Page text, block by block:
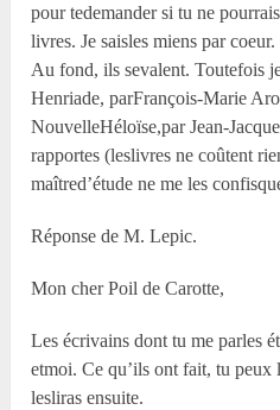
pour tedemander si tu ne
livres. Je saisles miens par
Au fond, ils sevalent. Toutefois
Henriade, parFrançois-Marie
NouvelleHéloïse,par Jean-
rapportes (leslivres ne coûtent
maîtred’étude ne me les
Réponse de M. Lepic.
Mon cher Poil de Carotte,
Les écrivains dont tu me parles
etmoi. Ce qu’ils ont fait, tu peux
lesliras ensuite.